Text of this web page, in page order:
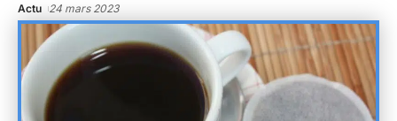
Actu 24 mars 2023